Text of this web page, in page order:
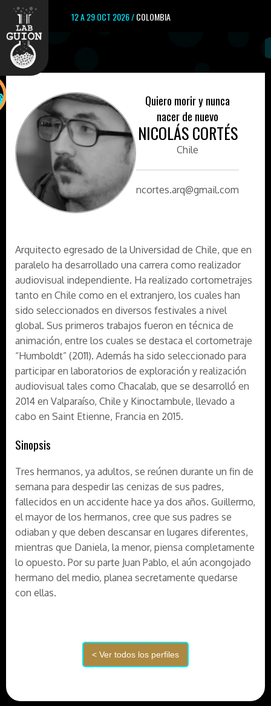
12 A 29 OCT 2026 /COLOMBIA
Quiero morir y nunca
nacer de nuevo
NICOLÁS CORTÉS
Chile
ncortes.arq@gmail.com
Arquitecto egresado de la Universidad de Chile, que en
paralelo ha desarrollado una carrera como realizador
audiovisual independiente. Ha realizado cortometrajes
tanto en Chile como en el extranjero, los cuales han
sido seleccionados en diversos festivales a nivel
global. Sus primeros trabajos fueron en técnica de
animación, entre los cuales se destaca el cortometraje
“Humboldt” (2011). Además ha sido seleccionado para
participar en laboratorios de exploración y realización
audiovisual tales como Chacalab, que se desarrolló en
2014 en Valparaíso, Chile y Kinoctambule, llevado a
cabo en Saint Etienne, Francia en 2015.
Sinopsis
Tres hermanos, ya adultos, se reúnen durante un fin de
semana para despedir las cenizas de sus padres,
fallecidos en un accidente hace ya dos años. Guillermo,
el mayor de los hermanos, cree que sus padres se
odiaban y que deben descansar en lugares diferentes,
mientras que Daniela, la menor, piensa completamente
lo opuesto. Por su parte Juan Pablo, el aún acongojado
hermano del medio, planea secretamente quedarse
con ellas.